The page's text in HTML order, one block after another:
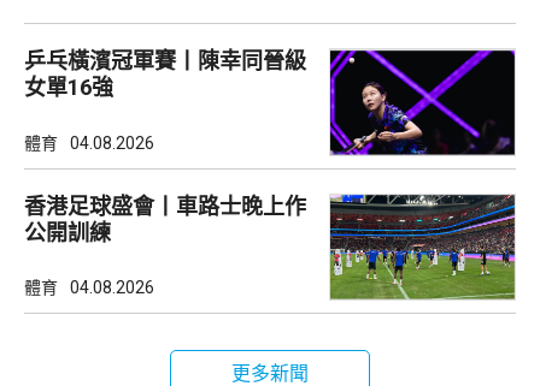
乒乓橫濱冠軍賽丨陳幸同晉級
女單16強
體育 04.08.2026
香港足球盛會丨車路士晚上作
公開訓練
體育 04.08.2026
更多新聞